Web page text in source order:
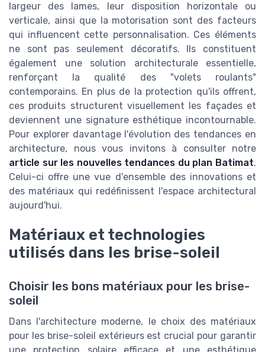
largeur des lames, leur disposition horizontale ou
verticale, ainsi que la motorisation sont des facteurs
qui influencent cette personnalisation. Ces éléments
ne sont pas seulement décoratifs. Ils constituent
également une solution architecturale essentielle,
renforçant la qualité des "volets roulants"
contemporains. En plus de la protection qu'ils offrent,
ces produits structurent visuellement les façades et
deviennent une signature esthétique incontournable.
Pour explorer davantage l'évolution des tendances en
architecture, nous vous invitons à consulter notre
article sur les nouvelles tendances du plan Batimat.
Celui-ci offre une vue d'ensemble des innovations et
des matériaux qui redéfinissent l'espace architectural
aujourd'hui.
Matériaux et technologies
utilisés dans les brise-soleil
Choisir les bons matériaux pour les brise-
soleil
Dans l'architecture moderne, le choix des matériaux
pour les brise-soleil extérieurs est crucial pour garantir
une protection solaire efficace et une esthétique